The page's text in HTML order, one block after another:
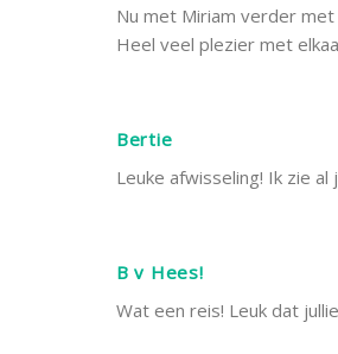
Nu met Miriam verder
Heel veel plezier met
Bertie
Leuke afwisseling! Ik zie al
B v Hees!
Wat een reis! Leuk dat